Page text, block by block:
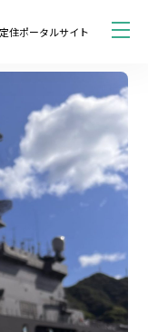
住ポータルサイト